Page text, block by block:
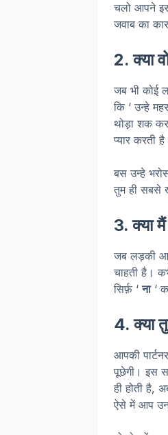
चलो आपने
जवाब का
2. क्या
जब भी कोई
कि ‘ उन्हे
थोड़ा शक
प्यार करती
बस उन्हे
तुम ही सबसे
3. क्या मैं
जब लड़की
चाहती है।
सिर्फ़ ‘ना‘
4. क्या
आपकी
पूछेगी। इस
ही होती है,
ऐसे में आप